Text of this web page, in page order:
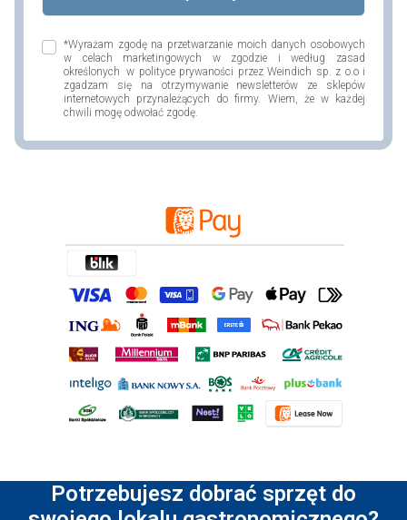
*Wyrażam zgodę na przetwarzanie moich danych osobowych
w celach marketingowych w zgodzie i według zasad
określonych w polityce prywaności przez Weindich sp. z o.o i
zgadzam się na otrzymywanie newsletterów ze sklepów
internetowych przynależących do firmy. Wiem, że w każdej
chwili mogę odwołać zgodę.
Potrzebujesz dobrać sprzęt do